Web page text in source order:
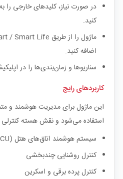
کنید.
اضافه کنید.
سناریوها و زمان‌بندی‌ها را در
کاربردهای رایج
این ماژول برای مدیریت هوشمند و
استفاده می‌شود و نقش هسته کنترلی
سیستم هوشمند اتاق‌های هتل (Hotel RCU)
کنترل روشنایی چندبخشی
کنترل پرده برقی و اسکرین